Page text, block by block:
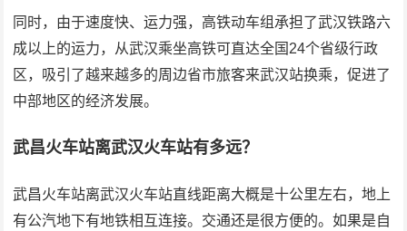
同时，由于速度快、运力强，高铁动车组承担了武汉铁路六
成以上的运力，从武汉乘坐高铁可直达全国24个省级行政
区，吸引了越来越多的周边省市旅客来武汉站换乘，促进了
中部地区的经济发展。
武昌火车站离武汉火车站有多远？
武昌火车站离武汉火车站直线距离大概是十公里左右，地上
有公汽地下有地铁相互连接。交通还是很方便的。如果是自